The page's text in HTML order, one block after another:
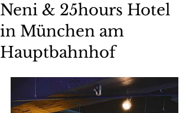
Neni & 25hours Hotel
in München am
Hauptbahnhof